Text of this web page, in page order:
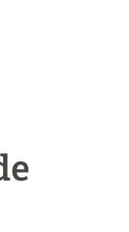
amb nosaltres